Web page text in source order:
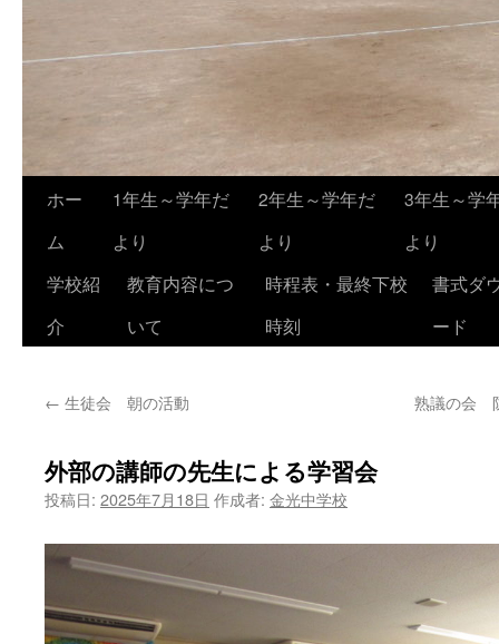
ホー
ム
1年生～学年だ
より
2年生～学年だ
より
3年生～学
より
学校紹
介
教育内容につ
いて
時程表・最終下校
時刻
書式ダ
ード
← 生徒会 朝の活動 熟議の会
外部の講師の先生による学習会
投稿日: 2025年7月18日 作成者: 金光中学校